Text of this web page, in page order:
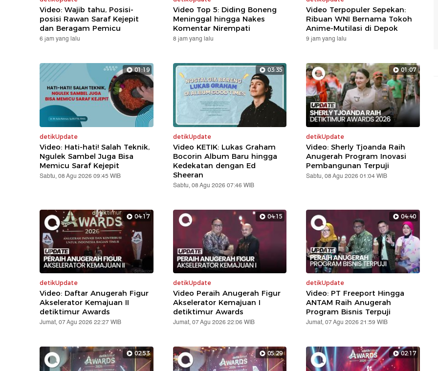
Video: Wajib tahu, Posisi-
posisi Rawan Saraf Kejepit
dan Beragam Pemicu
6 jam yang lalu
Video Top 5: Diding Boneng
Meninggal hingga Nakes
Komentar Nirempati
8 jam yang lalu
Video Terpopuler Sepekan:
Ribuan WNI Bernama Tokoh
Anime-Mutilasi di Depok
9 jam yang lalu
01:19
detikUpdate
Video: Hati-hati! Salah Teknik,
Ngulek Sambel Juga Bisa
Memicu Saraf Kejepit
Sabtu, 08 Agu 2026 09:45 WIB
03:35
detikUpdate
Video KETIK: Lukas Graham
Bocorin Album Baru hingga
Kedekatan dengan Ed
Sheeran
Sabtu, 08 Agu 2026 07:46 WIB
01:07
detikUpdate
Video: Sherly Tjoanda Raih
Anugerah Program Inovasi
Pembangunan Terpuji
Sabtu, 08 Agu 2026 01:04 WIB
04:17
detikUpdate
Video: Daftar Anugerah Figur
Akselerator Kemajuan II
detiktimur Awards
Jumat, 07 Agu 2026 22:27 WIB
04:15
detikUpdate
Video Peraih Anugerah Figur
Akselerator Kemajuan I
detiktimur Awards
Jumat, 07 Agu 2026 22:06 WIB
04:40
detikUpdate
Video: PT Freeport Hingga
ANTAM Raih Anugerah
Program Bisnis Terpuji
Jumat, 07 Agu 2026 21:59 WIB
02:53 05:29 02:17